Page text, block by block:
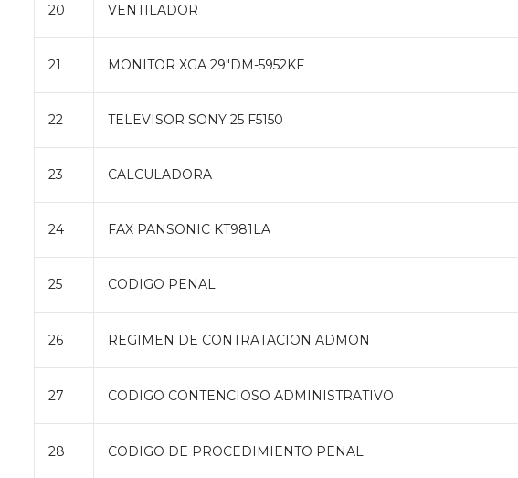
20 VENTILADOR
21 MONITOR XGA 29″DM-5952KF
22 TELEVISOR SONY 25 F5150
23 CALCULADORA
24 FAX PANSONIC KT981LA
25 CODIGO PENAL
26 REGIMEN DE CONTRATACION ADMON
27 CODIGO CONTENCIOSO ADMINISTRATIVO
28 CODIGO DE PROCEDIMIENTO PENAL